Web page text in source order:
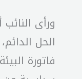
ورأى
الحل
فاتورة